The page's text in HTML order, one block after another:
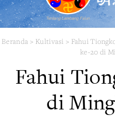
Beranda > Kultivasi > Fahui
ke-20 di
Fahui
di